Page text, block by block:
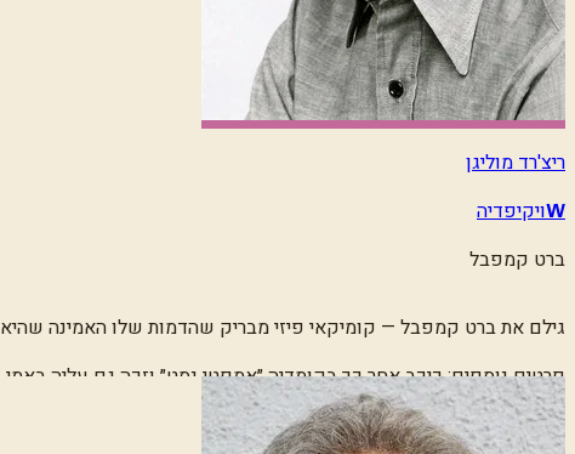
ריצ'רד מוליגן
Wויקיפדיה
ברט קמפבל
גילם את ברט קמפבל — קומיקאי פיזי מבריק שהדמות שלו האמינה
פרטים נוספים:כיכב אחר כך בקומדיה ״אמפטי נסט״ וזכה גם עליה באמי.